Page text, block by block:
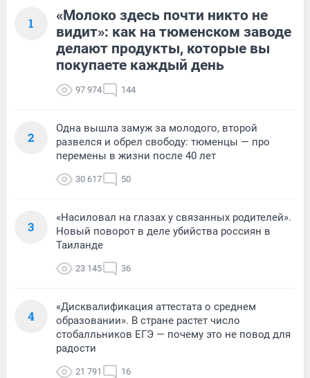
1
«Молоко здесь почти никто не
видит»: как на тюменском заводе
делают продукты, которые вы
покупаете каждый день
97 974 144
2
Одна вышла замуж за молодого, второй
развелся и обрел свободу: тюменцы — про
перемены в жизни после 40 лет
30 617 50
3
«Насиловал на глазах у связанных родителей».
Новый поворот в деле убийства россиян в
Таиланде
23 145 36
4
«Дисквалификация аттестата о среднем
образовании». В стране растет число
стобалльников ЕГЭ — почему это не повод для
радости
21 791 16